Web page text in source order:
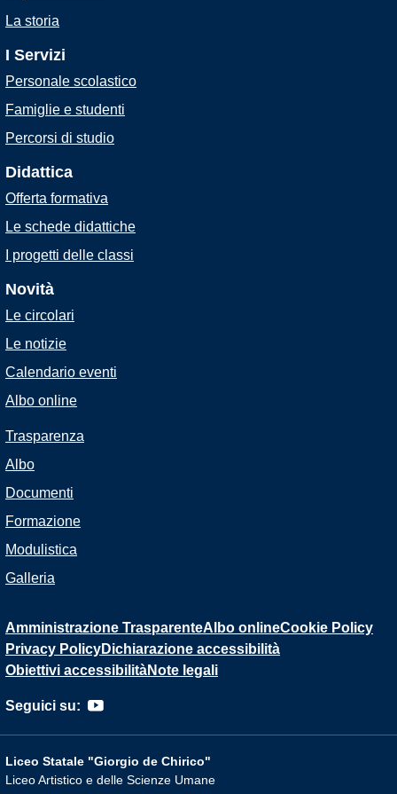
La storia
I Servizi
Personale scolastico
Famiglie e studenti
Percorsi di studio
Didattica
Offerta formativa
Le schede didattiche
I progetti delle classi
Novità
Le circolari
Le notizie
Calendario eventi
Albo online
Trasparenza
Albo
Documenti
Formazione
Modulistica
Galleria
Amministrazione TrasparenteAlbo onlineCookie Policy
Privacy PolicyDichiarazione accessibilità
Obiettivi accessibilitàNote legali
Seguici su:
Liceo Statale "Giorgio de Chirico"
Liceo Artistico e delle Scienze Umane